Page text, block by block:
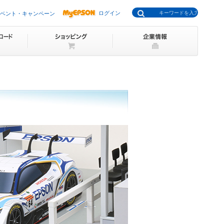
ント・キャンペーン ログイン